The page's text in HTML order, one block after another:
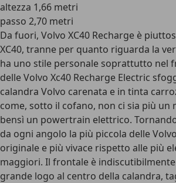
altezza 1,66 metri
passo 2,70 metri
Da fuori, Volvo XC40 Recharge è
XC40, tranne per quanto riguarda la
ha uno stile personale soprattutto nel
delle Volvo Xc40 Recharge Electric
calandra Volvo carenata e in tinta
come, sotto il cofano, non ci sia più
bensì un powertrain elettrico.
da ogni angolo la più piccola delle
originale e più vivace rispetto alle più
maggiori. Il frontale è
grande logo al centro della calandra,